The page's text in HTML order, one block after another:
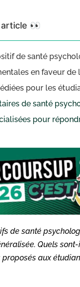
👀
de santé
en faveur
pour les
de santé
pour
de santé
Quels
aux